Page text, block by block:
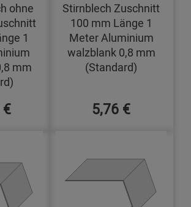
ohne
1
mm
Stirnblech Zuschnitt
100 mm Länge 1
Meter Aluminium
walzblank 0,8 mm
(Standard)
5,76 €